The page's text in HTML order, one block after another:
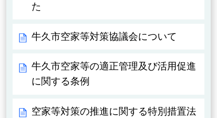
た
牛久市空家等対策協議会について
牛久市空家等の適正管理及び活用促進
に関する条例
空家等対策の推進に関する特別措置法